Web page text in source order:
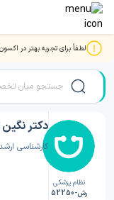
لطفاً برای تجربه بهتر در
صفحه اصلی/دکتر
نظام پزشکی
رش-52250
دکتر نگین
کارشناسی